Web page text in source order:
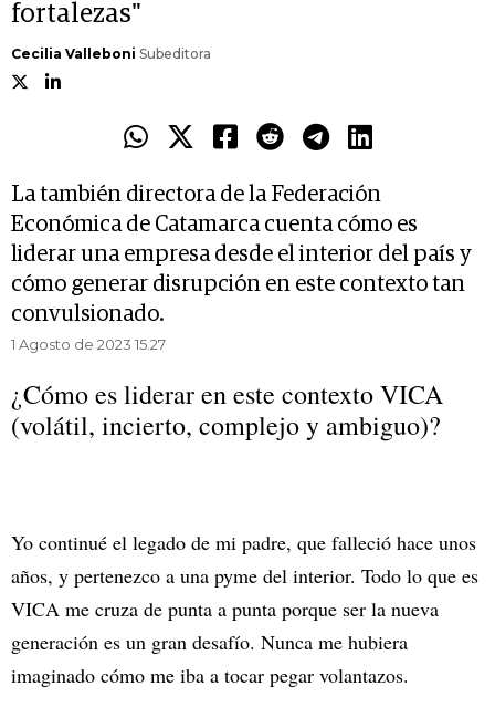
fortalezas"
Cecilia Valleboni Subeditora
La también directora de la Federación
Económica de Catamarca cuenta cómo es
liderar una empresa desde el interior del país y
cómo generar disrupción en este contexto tan
convulsionado.
1 Agosto de 2023 15.27
¿Cómo es liderar en este contexto VICA
(volátil, incierto, complejo y ambiguo)?
Yo continué el legado de mi padre, que falleció hace unos
años, y pertenezco a una pyme del interior. Todo lo que es
VICA me cruza de punta a punta porque ser la nueva
generación es un gran desafío. Nunca me hubiera
imaginado cómo me iba a tocar pegar volantazos.